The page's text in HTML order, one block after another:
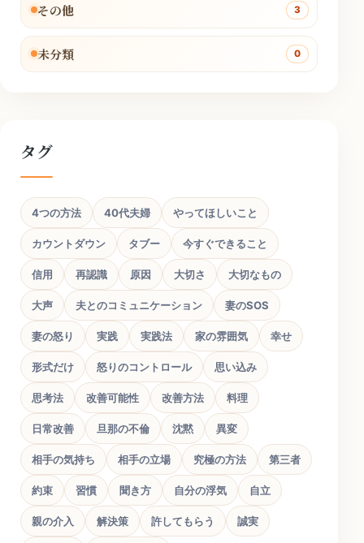
その他 3
未分類 0
タグ
4つの方法 40代夫婦 やってほしいこと
カウントダウン タブー 今すぐできること
信用 再認識 原因 大切さ 大切なもの
大声 夫とのコミュニケーション 妻のSOS
妻の怒り 実践 実践法 家の雰囲気 幸せ
形式だけ 怒りのコントロール 思い込み
思考法 改善可能性 改善方法 料理
日常改善 旦那の不倫 沈黙 異変
相手の気持ち 相手の立場 究極の方法 第三者
約束 習慣 聞き方 自分の浮気 自立
親の介入 解決策 許してもらう 誠実